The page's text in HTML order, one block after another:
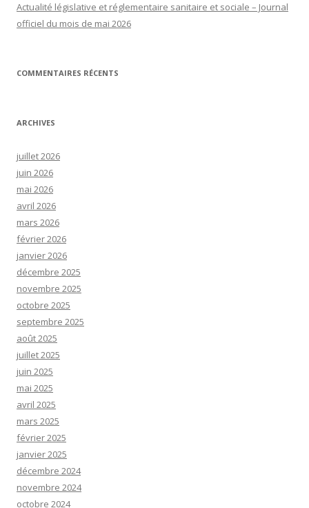
Actualité législative et réglementaire sanitaire et sociale – Journal
officiel du mois de mai 2026
COMMENTAIRES RÉCENTS
ARCHIVES
juillet 2026
juin 2026
mai 2026
avril 2026
mars 2026
février 2026
janvier 2026
décembre 2025
novembre 2025
octobre 2025
septembre 2025
août 2025
juillet 2025
juin 2025
mai 2025
avril 2025
mars 2025
février 2025
janvier 2025
décembre 2024
novembre 2024
octobre 2024